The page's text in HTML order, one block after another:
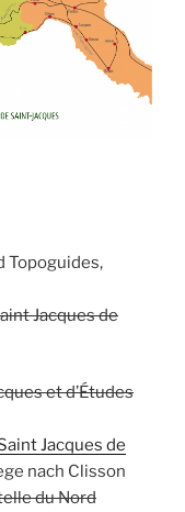
Topoguides,
Jacques de
et d’Études
Jacques de
nach Clisson
du Nord